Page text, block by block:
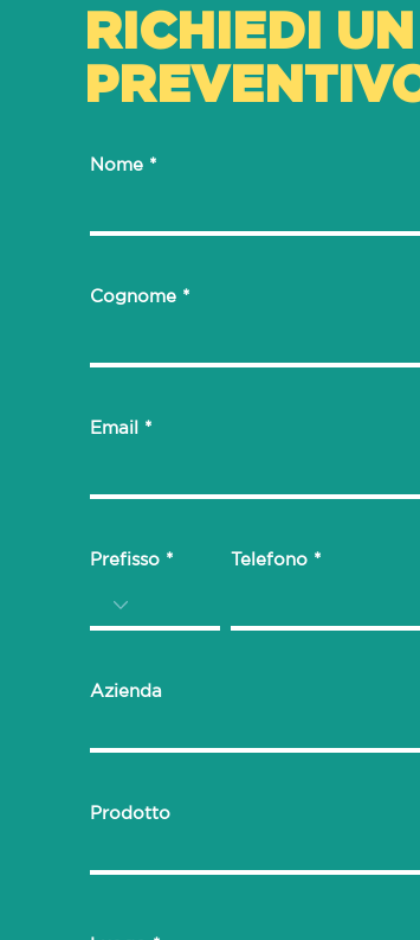
RICHIEDI UN
Nome
Cognome
Email
Prefisso Telefono
Azienda
Prodotto